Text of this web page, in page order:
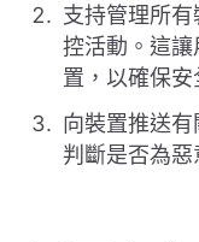
支持管理所
控活動。這
置，以確保安
向裝置推送
判斷是否為惡